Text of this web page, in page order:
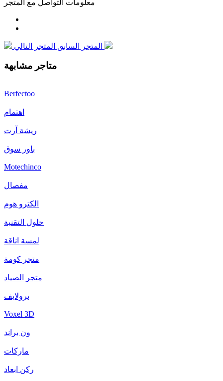
معلومات التواصل مع المتجر
المتجر السابق
متاجر مشابهة
Berfectoo
اهتمام
ريشة آرت
باور سوق
Motechinco
مفصال
الكترو هوم
حلول التقنية
لمسة اناقة
متجر كومة
متجر الصياد
برولايف
Voxel 3D
ون براند
ماركات
ركن ابعاد